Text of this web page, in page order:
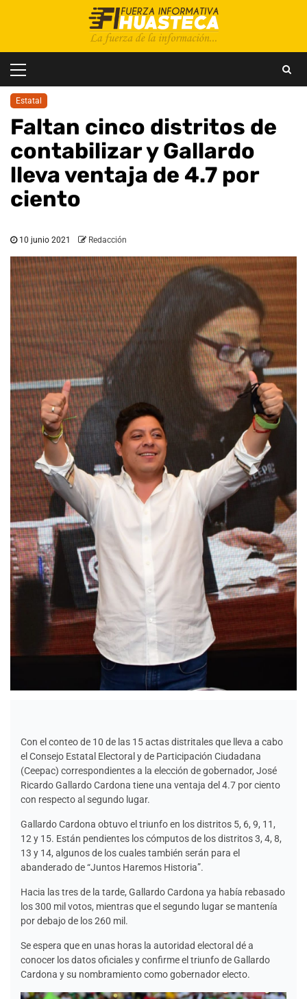
principal
Estatal
Faltan cinco distritos de
contabilizar y Gallardo
lleva ventaja de 4.7 por
ciento
10 junio 2021 Redacción
Con el conteo de 10 de las 15 actas distritales que lleva a cabo
el Consejo Estatal Electoral y de Participación Ciudadana
(Ceepac) correspondientes a la elección de gobernador, José
Ricardo Gallardo Cardona tiene una ventaja del 4.7 por ciento
con respecto al segundo lugar.
Gallardo Cardona obtuvo el triunfo en los distritos 5, 6, 9, 11,
12 y 15. Están pendientes los cómputos de los distritos 3, 4, 8,
13 y 14, algunos de los cuales también serán para el
abanderado de “Juntos Haremos Historia”.
Hacia las tres de la tarde, Gallardo Cardona ya había rebasado
los 300 mil votos, mientras que el segundo lugar se mantenía
por debajo de los 260 mil.
Se espera que en unas horas la autoridad electoral dé a
conocer los datos oficiales y confirme el triunfo de Gallardo
Cardona y su nombramiento como gobernador electo.